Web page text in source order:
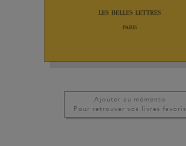
Ajouter au mémento
Pour retrouver vos livres favoris